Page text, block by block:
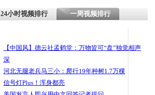
24小时视频排行 一周视频排行
【中国风】德云社孟鹤堂：万物皆可“盘”独觉相声
深
河北无腿老兵马三小：爬行19年种树1.7万棵
信号灯Plus！浑身都亮